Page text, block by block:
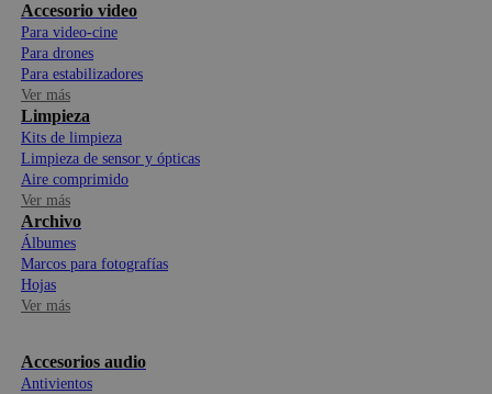
Accesorio video
Para video-cine
Para drones
Para estabilizadores
Ver más
Limpieza
Kits de limpieza
Limpieza de sensor y ópticas
Aire comprimido
Ver más
Archivo
Álbumes
Marcos para fotografías
Hojas
Ver más
Accesorios audio
Antivientos